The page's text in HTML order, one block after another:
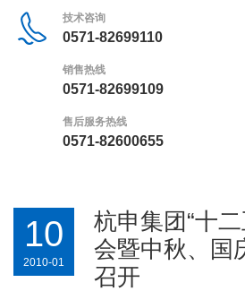
技术咨询
0571-82699110
销售热线
0571-82699109
售后服务热线
0571-82600655
10
2010-01
杭申集团“十
会暨中秋、国
召开